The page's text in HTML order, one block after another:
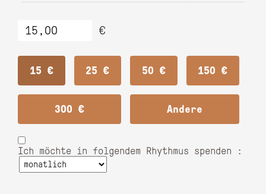
€
15 € 25 € 50 € 150 €
300 € Andere
Ich möchte in folgendem Rhythmus spenden :